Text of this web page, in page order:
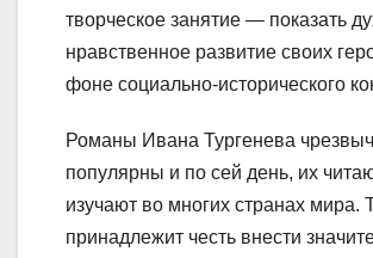
творческое занятие — показать
нравственное развитие своих
фоне социально-исторического
Романы Ивана Тургенева
популярны и по сей день, их
изучают во многих странах мира.
принадлежит честь внести